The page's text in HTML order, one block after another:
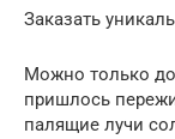
Заказать
Можно только
пришлось
палящие лучи